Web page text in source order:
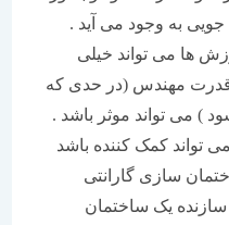
وجود می آید .
می تواند خیلی
مهندس (در حدی که
موثر باشد .
کمک کننده باشد
گارانتی
یک ساختمان